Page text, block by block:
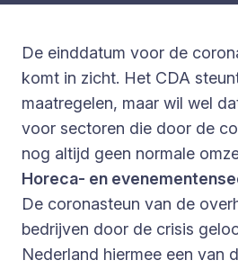
De einddatum voor de
komt in zicht. Het CDA
maatregelen, maar wil wel
voor sectoren die door de
nog altijd geen normale
Horeca- en
De coronasteun van de
bedrijven door de crisis
Nederland hiermee een van